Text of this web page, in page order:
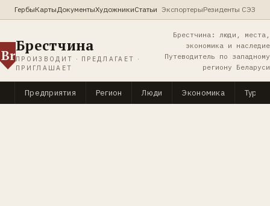
ГербыКартыДокументыХудожникиСтатьи ЭкспортерыРезиденты СЭЗ
Br
Брестчина
ПРОИЗВОДИТ · ПРЕДЛАГАЕТ ·
ПРИГЛАШАЕТ
Брестчина: люди, места,
экономика и наследие
Путеводитель по западному
региону Беларуси
Предприятия Регион Люди Экономика